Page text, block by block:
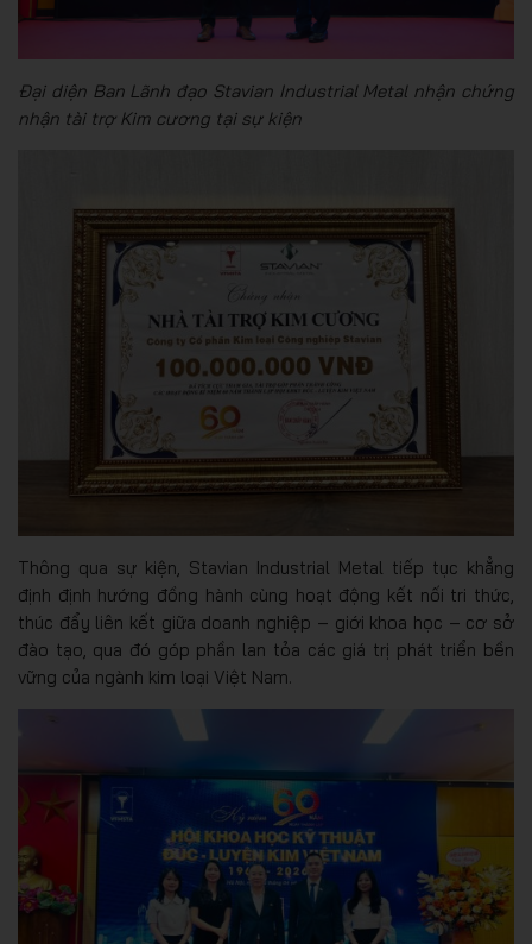
Đại diện Ban Lãnh đạo Stavian Industrial Metal nhận chứng
nhận tài trợ Kim cương tại sự kiện
Thông qua sự kiện, Stavian Industrial Metal tiếp tục khẳng
định định hướng đồng hành cùng hoạt động kết nối tri thức,
thúc đẩy liên kết giữa doanh nghiệp – giới khoa học – cơ sở
đào tạo, qua đó góp phần lan tỏa các giá trị phát triển bền
vững của ngành kim loại Việt Nam.